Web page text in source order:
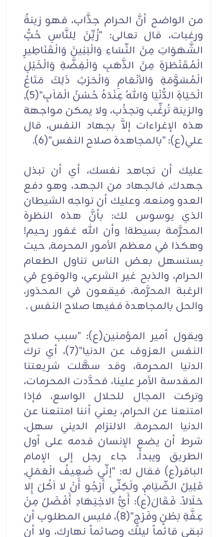
من الواضح أنَّ الحرام جذَّاب، فهو زينةٌ
ورغبات، قال تعالى: "زُيِّنَ لِلنَّاسِ حُبُّ
الشَّهَوَاتِ مِنَ النِّسَاءِ وَالْبَنِينَ وَالْقَنَاطِيرِ
الْمُقَنْطَرَةِ مِنَ الذَّهَبِ وَالْفِضَّةِ وَالْخَيْلِ
الْمُسَوَّمَةِ وَالأنْعَامِ وَالْحَرْثِ ذَلِكَ مَتَاعُ
الْحَيَاةِ الدُّنْيَا وَاللهُ عِنْدَهُ حُسْنُ الْمَآبِ"(5),
والزينة تُرغِّب وتجذُب، ولا يمكن مواجهة
هذه الإغراءات إلاَّ بجهاد النفس، قال
علي(ع): "بالمجاهدة صلاح النفس"(6).
عليك أن تجاهد نفسك، أي أن تبذل
جهدك, فالجهاد من الجهد، وهو دفع
العدو ومنعه. وعليك أن تواجه الشيطان
الذي يوسوس لك: بأنَّ هذه النظرة
المحرَّمة بسيطة! وأن الله غفور رحيم!
وهكذا في معظم الأمور المحرمة, حيث
يستسهل بعض الناس تناول الطعام
الحرام، والذبح غير الشرعي، والوقوع في
الرغبة المحرَّمة، فيقعون في المحذور،
والحل بالمجاهدة ففيها صلاح النفس .
ويقول أمير المؤمنين(ع): "سبب صلاح
النفس العزوف عن الدنيا"(7)، أي ترك
الدنيا المحرمة، وقد سهَّلت شريعتنا
المقدسة الأمر علينا، فحدَّدت المحرمات،
وتركت المجال للحلال الواسع، فإذا
امتنعنا عن الحرام، يعني أننا امتنعنا عن
الدنيا المحرمة. الالتزام الديني سهل،
شرط أن يضع الإنسان قدمه على أول
الطريق ويبدأ. جاء رجل إلى الإمام
الباقر(ع) فقال له: "إنِّي ضَعِيفُ الْعَمَلِ,
قَلِيلُ الصِّيَامِ, ولَكِنِّي أَرْجُو أَنْ لا آكُلَ إِلا
حَلَالاً. فَقَالَ(ع): أَيُّ الاجْتِهَادِ أَفْضَلُ مِنْ
عِفَّةِ بَطْنٍ وفَرْجٍ"(8)، فليس المطلوب أن
تبقى قائماً ليلك وصائماً نهارك، ولا أن